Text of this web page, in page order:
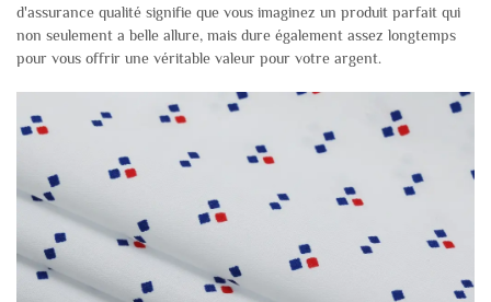
d'assurance qualité signifie que vous imaginez un produit parfait qui
non seulement a belle allure, mais dure également assez longtemps
pour vous offrir une véritable valeur pour votre argent.